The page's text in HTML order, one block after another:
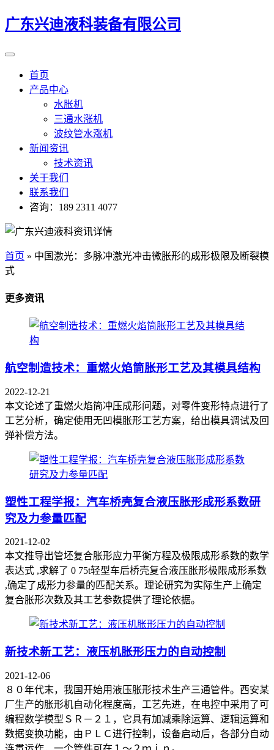
广东兴迪液科装备有限公司
首页
产品中心
水胀机
三通水涨机
波纹管水涨机
新闻资讯
技术资讯
关于我们
联系我们
咨询：189 2311 4077
首页 » 中国激光：多脉冲激光冲击微胀形的成形极限及断裂模
式
更多资讯
航空制造技术：重燃火焰筒胀形工艺及其模具结构
2022-12-21
本文论述了重燃火焰筒冲压成形问题，对零件变形特点进行了
工艺分析，确定使用无凹模胀形工艺方案，给出模具调试及回
弹补偿方法。
塑性工程学报：汽车桥壳复合液压胀形成形系数研
究及力参量匹配
2021-12-02
本文推导出管坯复合胀形应力平衡方程及极限成形系数的数学
表达式 ,求解了 0 75t轻型车后桥壳复合液压胀形极限成形系数
,确定了成形力参量的匹配关系。理论研究为实际生产上确定
复合胀形次数及其工艺参数提供了理论依据。
新技术新工艺：液压机胀形压力的自动控制
2021-12-06
８０年代末，我国开始用液压胀形技术生产三通管件。西安某
厂生产的胀形机自动化程度高，工艺先进，在电控中采用了可
编程数学模型ＳＲ－２１，它具有加减乘除运算、逻辑运算和
数据变换功能，由ＰＬＣ进行控制，设备启动后，各部分自动